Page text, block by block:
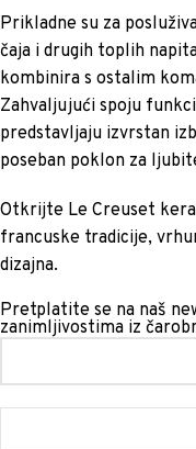
Prikladne su za
čaja i drugih toplih
kombinira s ostalim
Zahvaljujući spoju
predstavljaju izvrstan
poseban poklon za
Otkrijte Le Creuset
francuske tradicije,
dizajna.
Pretplatite se na naš
zanimljivostima iz